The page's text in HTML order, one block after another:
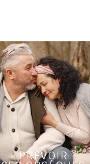
PRÉVOIR